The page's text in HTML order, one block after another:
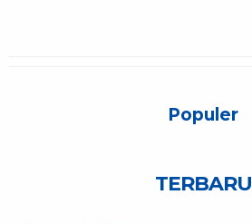
Populer
TERBARU